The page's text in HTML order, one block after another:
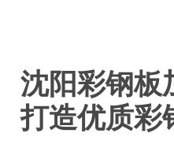
沈阳彩钢板
打造优质彩